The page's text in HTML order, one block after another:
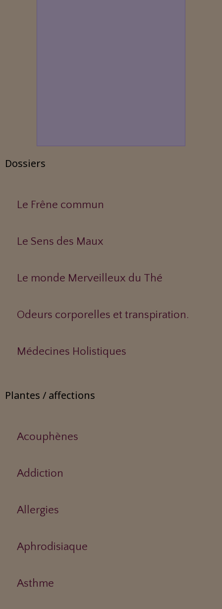
Dossiers
Le Frêne commun
Le Sens des Maux
Le monde Merveilleux du Thé
Odeurs corporelles et transpiration.
Médecines Holistiques
Plantes / affections
Acouphènes
Addiction
Allergies
Aphrodisiaque
Asthme